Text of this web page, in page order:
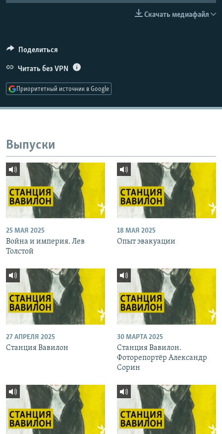
СОЦИАЛЬНЫЕ СЕТИ
Скачать медиафайл
Поделиться
Читать без VPN
Приоритетный источник в Google
Выпуски
25 МАЯ 2025
Война и империя. Лев
Толстой
18 МАЯ 2025
Опыт эвакуации
27 АПРЕЛЯ 2025
Станция Вавилон
30 МАРТА 2025
Станция Вавилон.
Фоторепортёр Александр
Сорин